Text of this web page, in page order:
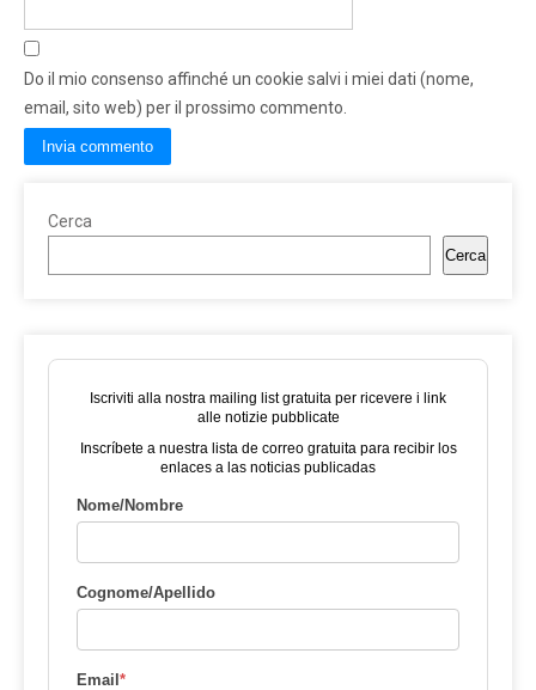
Do il mio consenso affinché un cookie salvi i miei dati (nome,
email, sito web) per il prossimo commento.
Cerca
Cerca
Iscriviti alla nostra mailing list gratuita per ricevere i link
alle notizie pubblicate
Inscríbete a nuestra lista de correo gratuita para recibir los
enlaces a las noticias publicadas
Nome/Nombre
Cognome/Apellido
Email*